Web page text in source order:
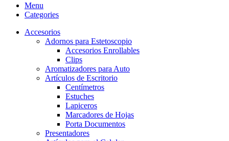
Menu
Categories
Accesorios
Adornos para Estetoscopio
Accesorios Enrollables
Clips
Aromatizadores para Auto
Artículos de Escritorio
Centímetros
Estuches
Lapiceros
Marcadores de Hojas
Porta Documentos
Presentadores